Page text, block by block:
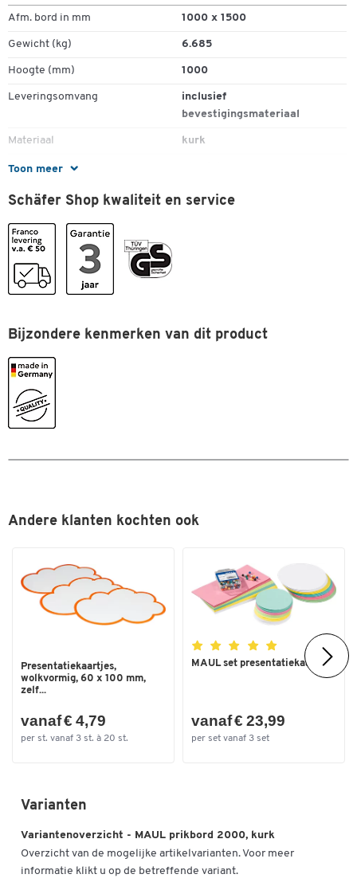
Toon meer
Afm. bord in mm 1000 x 1500
Gewicht (kg) 6.685
Hoogte (mm) 1000
Leveringsomvang
inclusief
bevestigingsmateriaal
Materiaal kurk
Materiaal frame
Kleuren
Kleur
Afmetingen
Breedte (mm)
Schäfer Shop kwaliteit en service
Bijzondere kenmerken van dit product
Andere klanten kochten ook
Presentatiekaartjes,
wolkvormig, 60 x 100 mm,
zelf...
vanaf € 4,79
per st. vanaf 3 st. à 20 st.
MAUL set presentatiekaartjes
vanaf € 23,99
per set vanaf 3 set
Varianten
Variantenoverzicht - MAUL prikbord 2000, kurk
Overzicht van de mogelijke artikelvarianten. Voor meer
informatie klikt u op de betreffende variant.